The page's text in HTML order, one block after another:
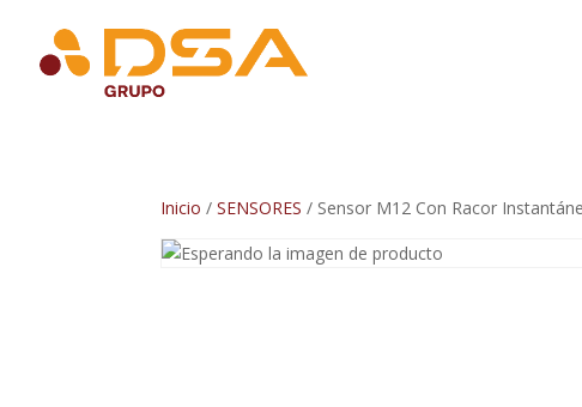
Inicio /SENSORES / Sensor M12 Con Racor